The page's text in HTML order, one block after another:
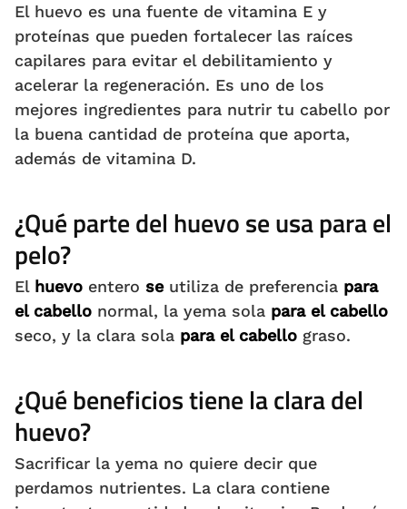
El huevo es una fuente de vitamina E y
proteínas que pueden fortalecer las raíces
capilares para evitar el debilitamiento y
acelerar la regeneración. Es uno de los
mejores ingredientes para nutrir tu cabello por
la buena cantidad de proteína que aporta,
además de vitamina D.
¿Qué parte del huevo se usa para el
pelo?
El huevo entero seutiliza de preferencia para
el cabello normal, la yema sola para el cabello
seco, y la clara sola para el cabello graso.
¿Qué beneficios tiene la clara del
huevo?
Sacrificar la yema no quiere decir que
perdamos nutrientes. La clara contiene